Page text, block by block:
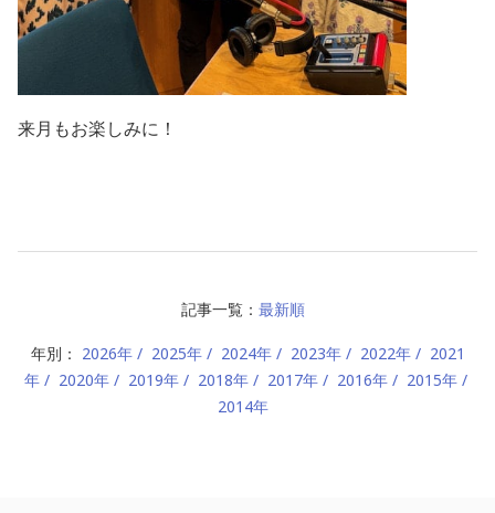
来月もお楽しみに！
記事一覧： 最新順
年別： 2026年 2025年 2024年 2023年 2022年
2021
年
2020年 2019年 2018年 2017年 2016年
2015年
2014年